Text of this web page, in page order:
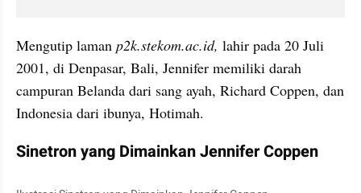
Mengutip laman p2k.stekom.ac.id, lahir pada 20 Juli
2001, di Denpasar, Bali, Jennifer memiliki darah
campuran Belanda dari sang ayah, Richard Coppen, dan
Indonesia dari ibunya, Hotimah.
Sinetron yang Dimainkan Jennifer Coppen